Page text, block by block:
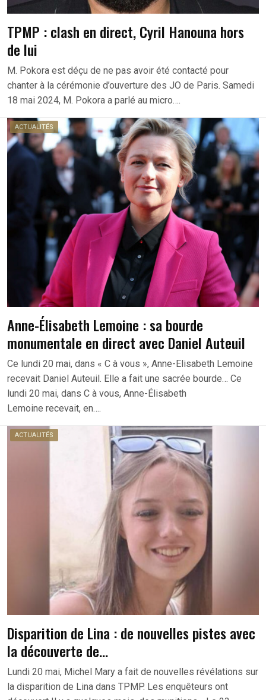
TPMP : clash en direct, Cyril Hanouna hors
de lui
M. Pokora est déçu de ne pas avoir été contacté pour
chanter à la cérémonie d’ouverture des JO de Paris. Samedi
18 mai 2024, M. Pokora a parlé au micro….
ACTUALITÉS
Anne-Élisabeth Lemoine : sa bourde
monumentale en direct avec Daniel Auteuil
Ce lundi 20 mai, dans « C à vous », Anne-Elisabeth Lemoine
recevait Daniel Auteuil. Elle a fait une sacrée bourde… Ce
lundi 20 mai, dans C à vous, Anne-Élisabeth
Lemoine recevait, en….
ACTUALITÉS
Disparition de Lina : de nouvelles pistes avec
la découverte de…
Lundi 20 mai, Michel Mary a fait de nouvelles révélations sur
la disparition de Lina dans TPMP. Les enquêteurs ont